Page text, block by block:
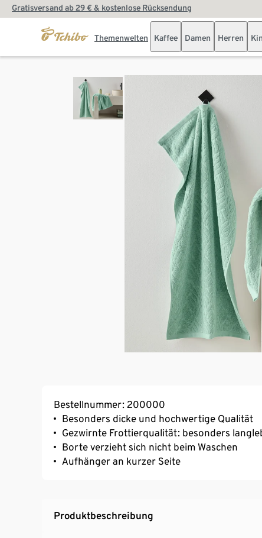
Gratisversand ab 29 € & kostenlose Rücksendung
Themenwelten Kaffee Damen Herren
Bestellnummer: 200000
Besonders dicke und hochwertige Qualität
Gezwirnte Frottierqualität: besonders
Borte verzieht sich nicht beim Waschen
Aufhänger an kurzer Seite
Produktbeschreibung